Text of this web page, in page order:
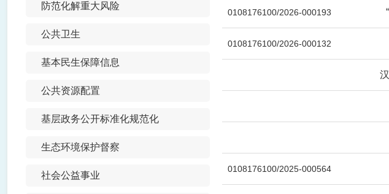
防范化解重大风险
公共卫生
基本民生保障信息
公共资源配置
基层政务公开标准化规范化
生态环境保护督察
社会公益事业
0108176100/2026-000193
0108176100/2026-000132
0108176100/2025-000564